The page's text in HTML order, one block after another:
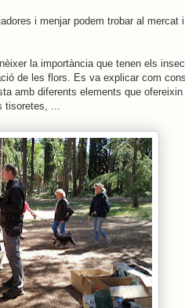
i menjar podem trobar al mercat
la importància que tenen els
de les flors. Es va explicar com
amb diferents elements que ofereixin
tisoretes, ...